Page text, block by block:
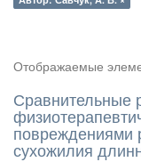
Отображаемые
Сравнительные
повреждениями
сухожилия